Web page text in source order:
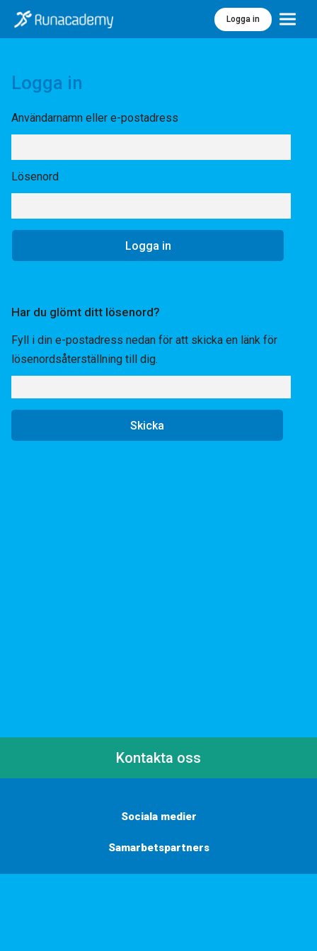
Logga in Meny
Logga in
Användarnamn eller e-postadress
Lösenord
Har du glömt ditt lösenord?
Fyll i din e-postadress nedan för att skicka en länk för
lösenordsåterställning till dig.
Kontakta oss
Sociala medier
Samarbetspartners